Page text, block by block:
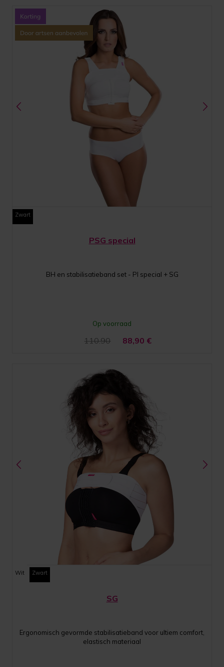
Zwart
PSG special
BH en stabilisatieband set - PI special + SG
Op voorraad
110.90 88,90 €
Wit Zwart
SG
Ergonomisch gevormde stabilisatieband voor ultiem comfort,
elastisch materiaal